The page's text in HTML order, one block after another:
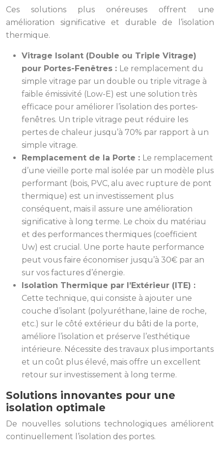
Ces solutions plus onéreuses offrent une
amélioration significative et durable de l’isolation
thermique.
Vitrage Isolant (Double ou Triple Vitrage)
pour Portes-Fenêtres : Le remplacement du
simple vitrage par un double ou triple vitrage à
faible émissivité (Low-E) est une solution très
efficace pour améliorer l’isolation des portes-
fenêtres. Un triple vitrage peut réduire les
pertes de chaleur jusqu’à 70% par rapport à un
simple vitrage.
Remplacement de la Porte : Le remplacement
d’une vieille porte mal isolée par un modèle plus
performant (bois, PVC, alu avec rupture de pont
thermique) est un investissement plus
conséquent, mais il assure une amélioration
significative à long terme. Le choix du matériau
et des performances thermiques (coefficient
Uw) est crucial. Une porte haute performance
peut vous faire économiser jusqu’à 30€ par an
sur vos factures d’énergie.
Isolation Thermique par l’Extérieur (ITE) :
Cette technique, qui consiste à ajouter une
couche d’isolant (polyuréthane, laine de roche,
etc.) sur le côté extérieur du bâti de la porte,
améliore l’isolation et préserve l’esthétique
intérieure. Nécessite des travaux plus importants
et un coût plus élevé, mais offre un excellent
retour sur investissement à long terme.
Solutions innovantes pour une
isolation optimale
De nouvelles solutions technologiques améliorent
continuellement l’isolation des portes.